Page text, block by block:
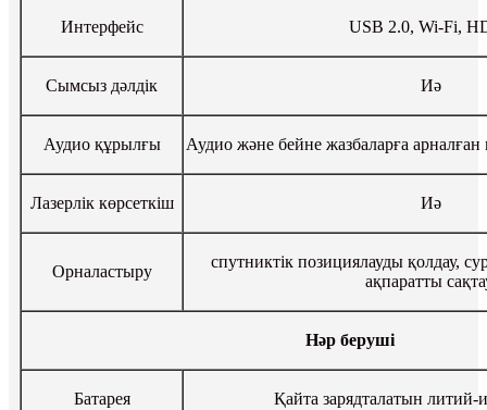
Интерфейс USB 2.0, Wi-Fi,
Сымсыз дәлдiк Иә
Аудио құрылғы Аудио және бейне жазбаларға
Лазерлік көрсеткіш Иә
Орналастыру
спутниктік позициялауды қолдау,
ақпаратты
Нәр беруші
Батарея Қайта зарядталатын литий-